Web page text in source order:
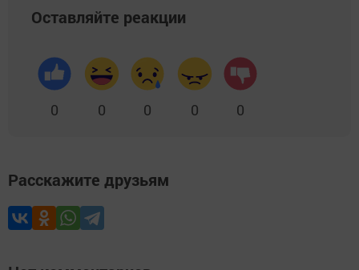
Оставляйте реакции
0 0 0 0 0
Расскажите друзьям